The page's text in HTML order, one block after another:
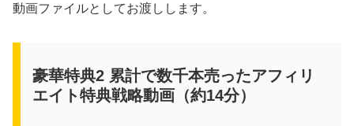
動画ファイルとしてお渡しします。
豪華特典2 累計で数千本売ったアフィリ
エイト特典戦略動画（約14分）